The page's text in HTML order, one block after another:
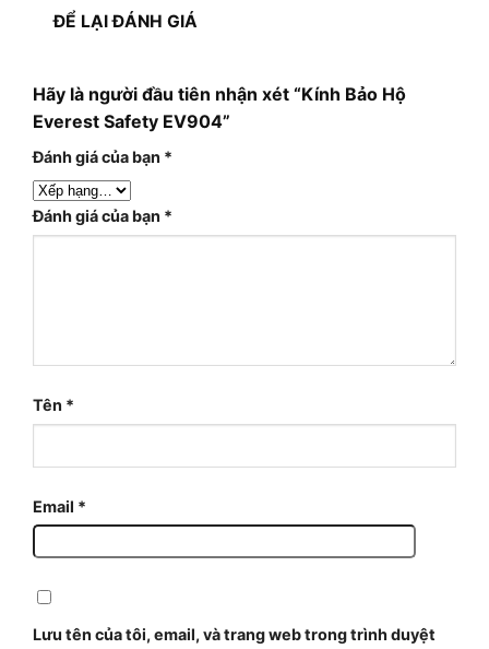
ĐỂ LẠI ĐÁNH GIÁ
Hãy là người đầu tiên nhận xét “Kính Bảo Hộ
Everest Safety EV904”
Đánh giá của bạn *
Đánh giá của bạn *
Tên *
Email *
Lưu tên của tôi, email, và trang web trong trình duyệt